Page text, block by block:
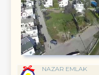
NAZAR EMLAK